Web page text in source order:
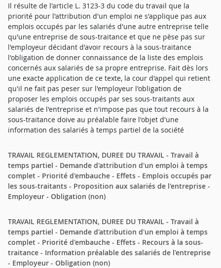
Il résulte de l'article L. 3123-3 du code du travail que la
priorité pour l'attribution d'un emploi ne s'applique pas aux
emplois occupés par les salariés d'une autre entreprise telle
qu'une entreprise de sous-traitance et que ne pèse pas sur
l'employeur décidant d'avoir recours à la sous-traitance
l'obligation de donner connaissance de la liste des emplois
concernés aux salariés de sa propre entreprise. Fait dès lors
une exacte application de ce texte, la cour d'appel qui retient
qu'il ne fait pas peser sur l'employeur l'obligation de
proposer les emplois occupés par ses sous-traitants aux
salariés de l'entreprise et n'impose pas que tout recours à la
sous-traitance doive au préalable faire l'objet d'une
information des salariés à temps partiel de la société
TRAVAIL REGLEMENTATION, DUREE DU TRAVAIL - Travail à
temps partiel - Demande d'attribution d'un emploi à temps
complet - Priorité d'embauche - Effets - Emplois occupés par
les sous-traitants - Proposition aux salariés de l'entreprise -
Employeur - Obligation (non)
TRAVAIL REGLEMENTATION, DUREE DU TRAVAIL - Travail à
temps partiel - Demande d'attribution d'un emploi à temps
complet - Priorité d'embauche - Effets - Recours à la sous-
traitance - Information préalable des salariés de l'entreprise
- Employeur - Obligation (non)